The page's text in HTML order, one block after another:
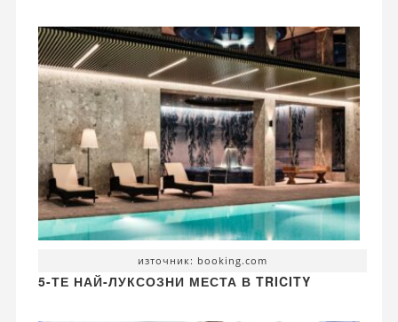
източник: booking.com
5-ТЕ НАЙ-ЛУКСОЗНИ МЕСТА В TRICITY